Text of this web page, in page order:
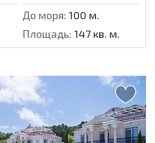
До моря: 100 м.
Площадь: 147 кв. м.